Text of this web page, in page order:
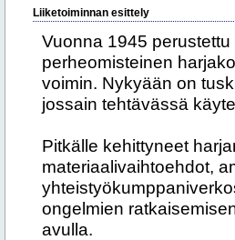
Liiketoiminnan esittely
Vuonna 1945
perheomisteinen
voimin. Nykyään on
jossain tehtävässä
Pitkälle kehittyneet
materiaalivaihtoehdot,
ongelmien
avulla.